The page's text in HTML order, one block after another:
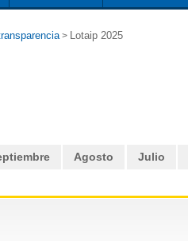
> Lotaip 2025
Agosto Julio